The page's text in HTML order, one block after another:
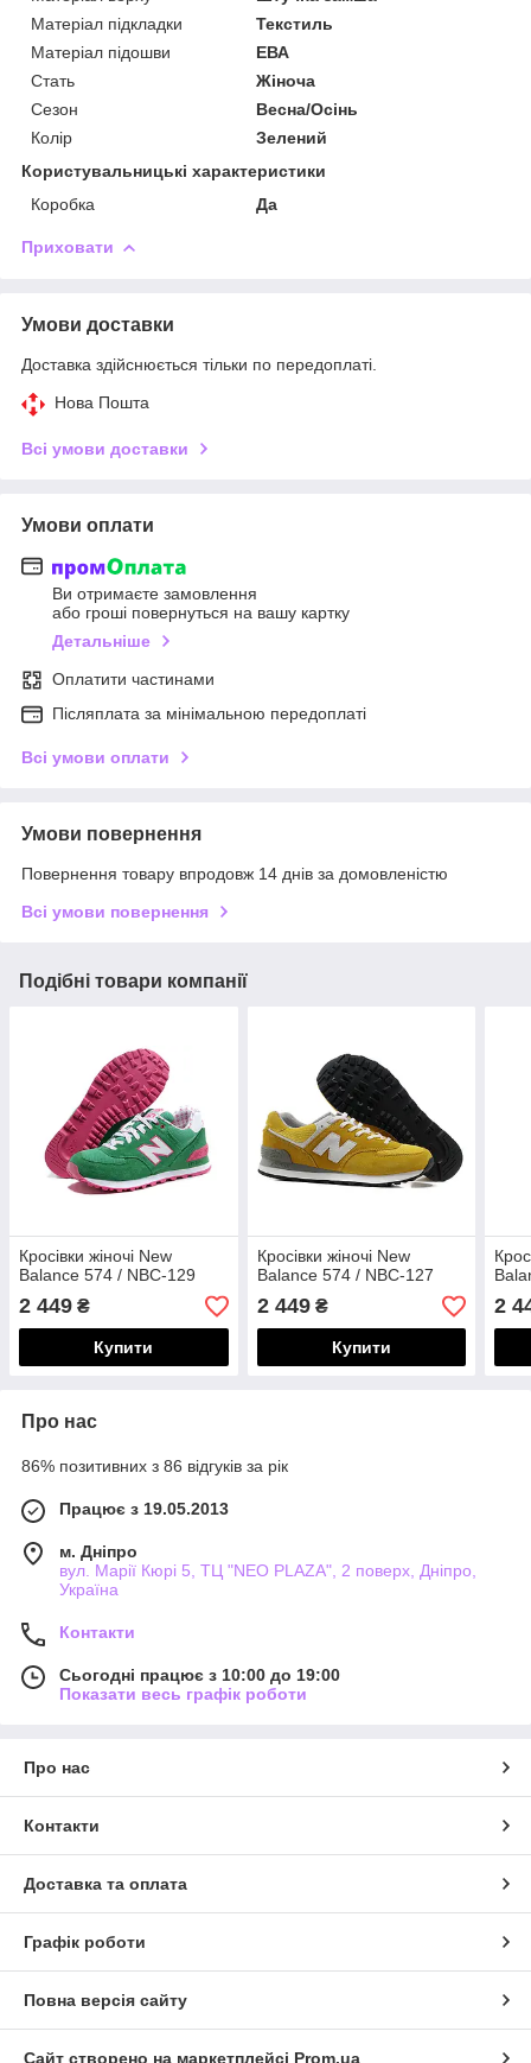
Матеріал підкладки
Текстиль
Матеріал підошви
ЕВА
Стать
Жіноча
Сезон
Весна/Осінь
Колір
Зелений
Користувальницькі характеристики
Коробка
Да
Приховати
Умови доставки
Доставка здійснюється тільки по передоплаті.
Нова Пошта
Всі умови доставки
Умови оплати
Ви отримаєте замовлення
або гроші повернуться на вашу картку
Детальніше
Оплатити частинами
Післяплата за мінімальною передоплаті
Всі умови оплати
Умови повернення
Повернення товару впродовж 14 днів за домовленістю
Всі умови повернення
Подібні товари компанії
Кросівки жіночі New
Balance 574 / NBC-129
2 449 ₴
Купити
Кросівки жіночі New
Balance 574 / NBC-127
2 449₴
Купити
2
Про нас
86% позитивних з 86 відгуків за рік
Працює з 19.05.2013
м. Дніпро
вул. Марії Кюрі 5, ТЦ "NEO PLAZA", 2 поверх, Дніпро,
Україна
Контакти
Сьогодні працює з 10:00 до 19:00
Показати весь графік роботи
Про нас
Контакти
Доставка та оплата
Графік роботи
Повна версія сайту
Сайт створено на маркетплейсі Prom.ua